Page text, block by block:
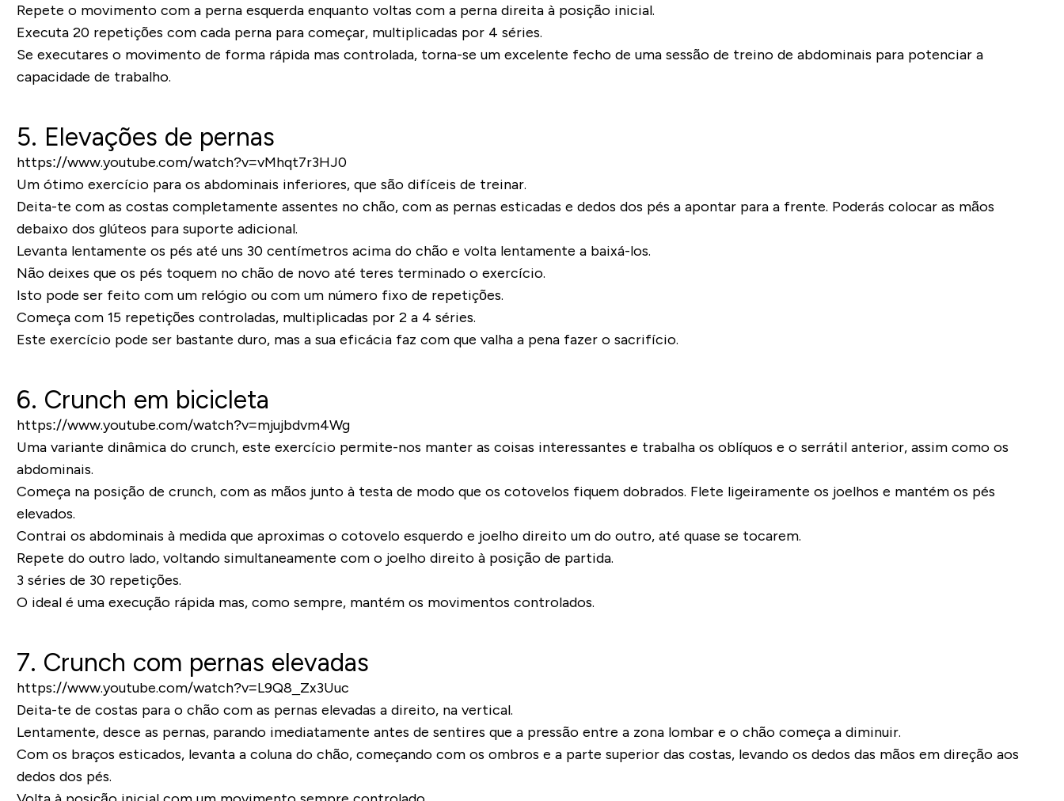
Repete o movimento com a perna esquerda enquanto voltas com a perna direita à posição inicial.
Executa 20 repetições com cada perna para começar, multiplicadas por 4 séries.
Se executares o movimento de forma rápida mas controlada, torna-se um excelente fecho de uma sessão de treino de abdominais para potenciar a
capacidade de trabalho.
5. Elevações de pernas
https://www.youtube.com/watch?v=vMhqt7r3HJ0
Um ótimo exercício para os abdominais inferiores, que são difíceis de treinar.
Deita-te com as costas completamente assentes no chão, com as pernas esticadas e dedos dos pés a apontar para a frente. Poderás colocar as mãos
debaixo dos glúteos para suporte adicional.
Levanta lentamente os pés até uns 30 centímetros acima do chão e volta lentamente a baixá-los.
Não deixes que os pés toquem no chão de novo até teres terminado o exercício.
Isto pode ser feito com um relógio ou com um número fixo de repetições.
Começa com 15 repetições controladas, multiplicadas por 2 a 4 séries.
Este exercício pode ser bastante duro, mas a sua eficácia faz com que valha a pena fazer o sacrifício.
6. Crunch em bicicleta
https://www.youtube.com/watch?v=mjujbdvm4Wg
Uma variante dinâmica do crunch, este exercício permite-nos manter as coisas interessantes e trabalha os oblíquos e o serrátil anterior, assim como os
abdominais.
Começa na posição de crunch, com as mãos junto à testa de modo que os cotovelos fiquem dobrados. Flete ligeiramente os joelhos e mantém os pés
elevados.
Contrai os abdominais à medida que aproximas o cotovelo esquerdo e joelho direito um do outro, até quase se tocarem.
Repete do outro lado, voltando simultaneamente com o joelho direito à posição de partida.
3 séries de 30 repetições.
O ideal é uma execução rápida mas, como sempre, mantém os movimentos controlados.
7. Crunch com pernas elevadas
https://www.youtube.com/watch?v=L9Q8_Zx3Uuc
Deita-te de costas para o chão com as pernas elevadas a direito, na vertical.
Lentamente, desce as pernas, parando imediatamente antes de sentires que a pressão entre a zona lombar e o chão começa a diminuir.
Com os braços esticados, levanta a coluna do chão, começando com os ombros e a parte superior das costas, levando os dedos das mãos em direção aos
dedos dos pés.